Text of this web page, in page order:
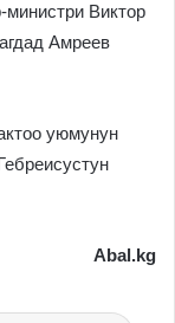
Виктор
Амреев
уюмунун
Abal.kg